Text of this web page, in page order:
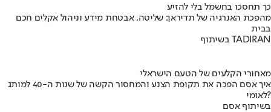
כך תחסכו בחשמל בלי להזיע
מהפכת האנרגיה של תדיראן: שליטה, אבטחת מידע וניהול אקלים חכם
בבית
בשיתוף TADIRAN
מאחורי הקלעים של הטעם הישראלי
איך אסם הפכה את תקופת הצנע והמחסור הקשה של שנות ה-40 למותג
לאומי?
בשיתוף אסם